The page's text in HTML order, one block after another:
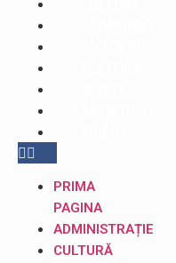
PRIMA
PAGINA
ADMINISTRAȚIE
CULTURĂ